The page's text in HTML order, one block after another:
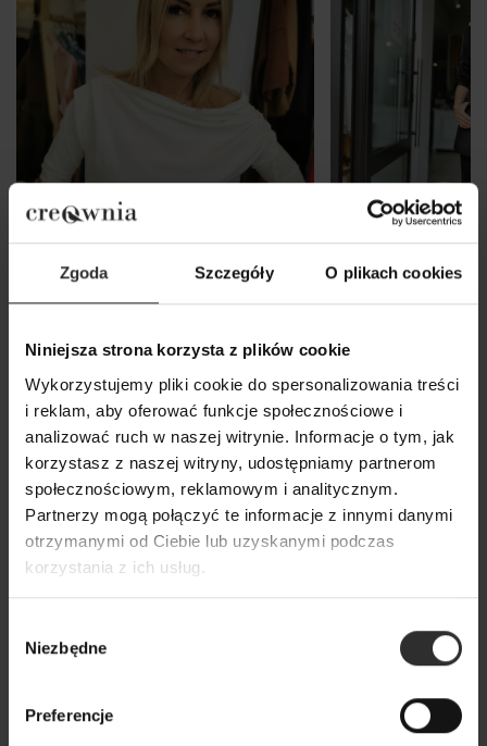
Zgoda Szczegóły O plikach cookies
Niniejsza strona korzysta z plików cookie
Wykorzystujemy pliki cookie do spersonalizowania treści
i reklam, aby oferować funkcje społecznościowe i
analizować ruch w naszej witrynie. Informacje o tym, jak
korzystasz z naszej witryny, udostępniamy partnerom
społecznościowym, reklamowym i analitycznym.
Partnerzy mogą połączyć te informacje z innymi danymi
otrzymanymi od Ciebie lub uzyskanymi podczas
korzystania z ich usług.
zgody
Niezbędne
Preferencje
Wiskozowa Bluzka w kolorze
ecru z dekoltem w łódkę Julia
Ecru
179,00 zł
Czarny Żakiet z
Black&Crown
629,00 zł
Popularne produkty
Wszystkie produkty